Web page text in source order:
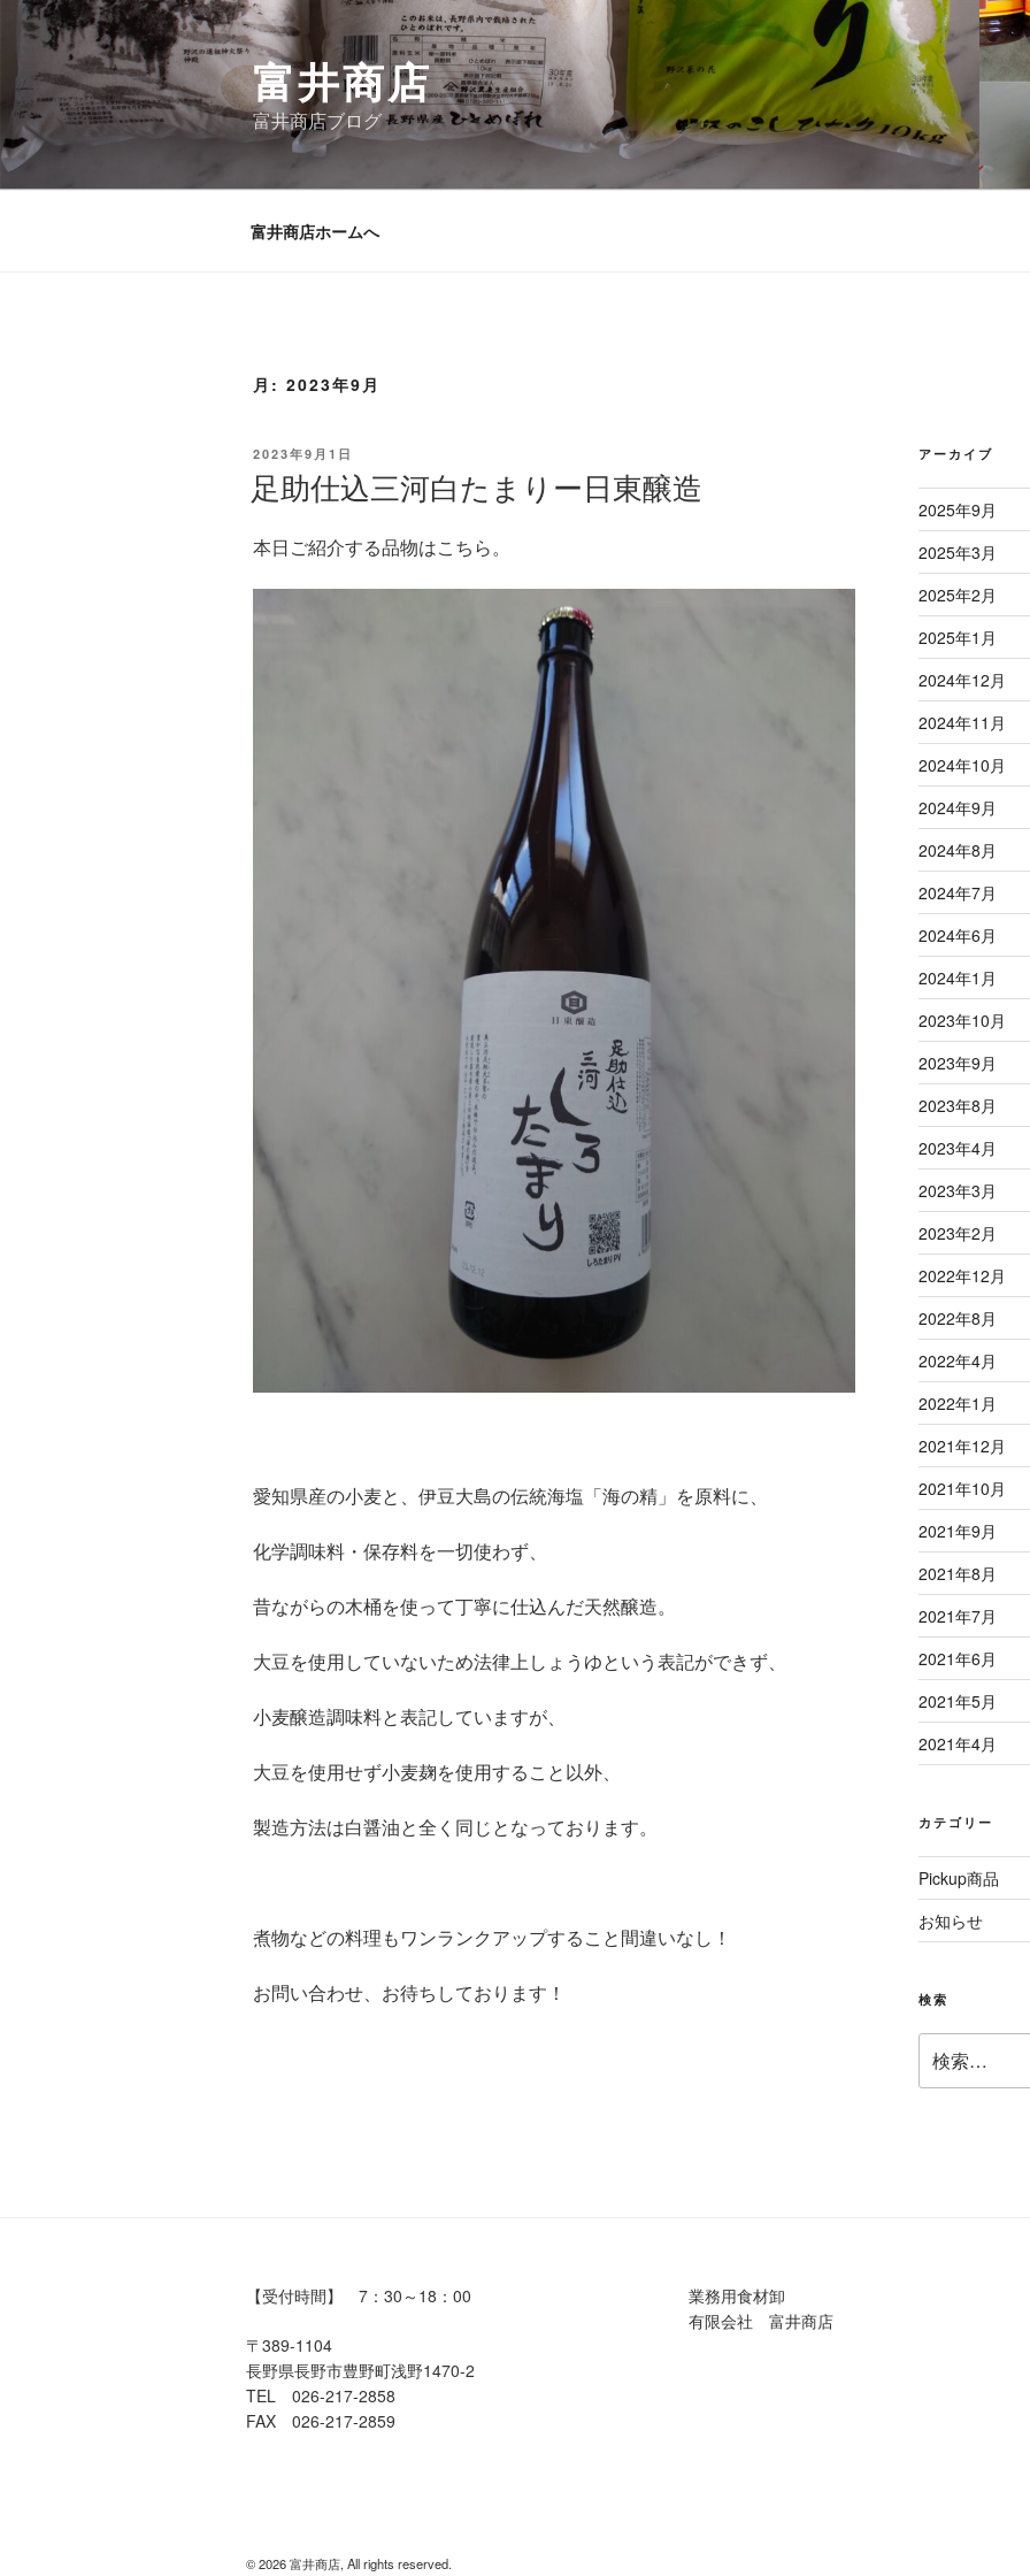
ツ
へ
ス
富井商店
富井商店ブログ
富井商店ホームへ
月: 2023年9月
投
稿
日:
2023年9月1日
足助仕込三河白たまりー日東醸造
本日ご紹介する品物はこちら。
愛知県産の小麦と、伊豆大島の伝統海塩「海の精」を原料に、
化学調味料・保存料を一切使わず、
昔ながらの木桶を使って丁寧に仕込んだ天然醸造。
大豆を使用していないため法律上しょうゆという表記ができず、
小麦醸造調味料と表記していますが、
大豆を使用せず小麦麹を使用すること以外、
製造方法は白醤油と全く同じとなっております。
煮物などの料理もワンランクアップすること間違いなし！
お問い合わせ、お待ちしております！
アーカイブ
2025年9月
2025年3月
2025年2月
2025年1月
2024年12月
2024年11月
2024年10月
2024年9月
2024年8月
2024年7月
2024年6月
2024年1月
2023年10月
2023年9月
2023年8月
2023年4月
2023年3月
2023年2月
2022年12月
2022年8月
2022年4月
2022年1月
2021年12月
2021年10月
2021年9月
2021年8月
2021年7月
2021年6月
2021年5月
2021年4月
カテゴリー
Pickup商品
お知らせ
検索
索:
【受付時間】 7：30～18：00
〒389-1104
長野県長野市豊野町浅野1470-2
TEL 026-217-2858
FAX 026-217-2859
業務用食材卸
有限会社 富井商店
© 2026 富井商店, All rights reserved.